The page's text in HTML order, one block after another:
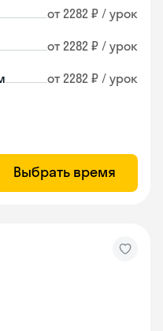
от 2282 ₽ / урок
от 2282 ₽ / урок
от 2282 ₽ / урок
Выбрать время